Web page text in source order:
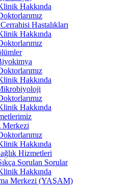
Hakkında
Hastalıkları
Hakkında
Hakkında
Hakkında
Hakkında
Hizmetleri
Sorulan Sorular
Hakkında
Merkezi (YAŞAM)